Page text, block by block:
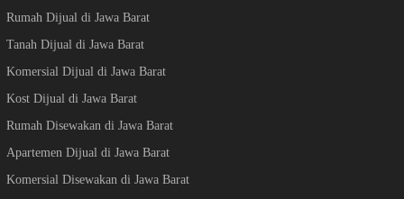
Rumah Dijual di Jawa Barat
Tanah Dijual di Jawa Barat
Komersial Dijual di Jawa Barat
Kost Dijual di Jawa Barat
Rumah Disewakan di Jawa Barat
Apartemen Dijual di Jawa Barat
Komersial Disewakan di Jawa Barat